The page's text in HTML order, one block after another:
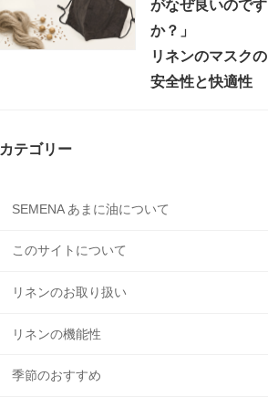
がなぜ良いのです
か？」
リネンのマスクの
安全性と快適性
カテゴリー
SEMENA あまに油について
このサイトについて
リネンのお取り扱い
リネンの機能性
季節のおすすめ